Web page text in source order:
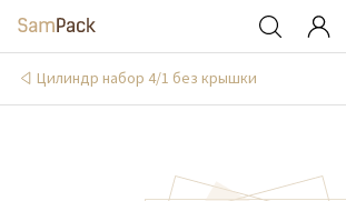
Цилиндр набор 4/1 без крышки